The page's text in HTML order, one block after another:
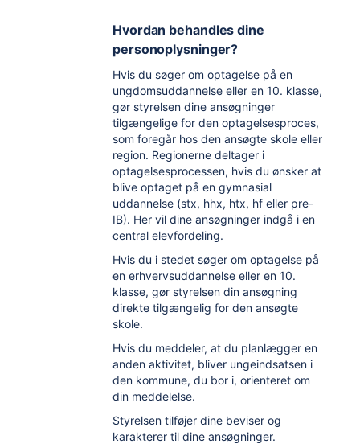
Hvordan behandles dine
personoplysninger?
Hvis du søger om optagelse på en
ungdomsuddannelse eller en 10. klasse,
gør styrelsen dine ansøgninger
tilgængelige for den optagelsesproces,
som foregår hos den ansøgte skole eller
region. Regionerne deltager i
optagelsesprocessen, hvis du ønsker at
blive optaget på en gymnasial
uddannelse (stx, hhx, htx, hf eller pre-
IB). Her vil dine ansøgninger indgå i en
central elevfordeling.
Hvis du i stedet søger om optagelse på
en erhvervsuddannelse eller en 10.
klasse, gør styrelsen din ansøgning
direkte tilgængelig for den ansøgte
skole.
Hvis du meddeler, at du planlægger en
anden aktivitet, bliver ungeindsatsen i
den kommune, du bor i, orienteret om
din meddelelse.
Styrelsen tilføjer dine beviser og
karakterer til dine ansøgninger.